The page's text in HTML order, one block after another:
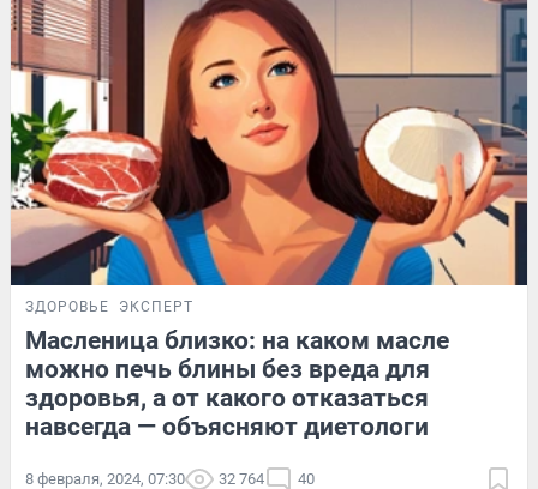
ЗДОРОВЬЕ ЭКСПЕРТ
Масленица близко: на каком масле
можно печь блины без вреда для
здоровья, а от какого отказаться
навсегда — объясняют диетологи
8 февраля, 2024, 07:30 32 764 40